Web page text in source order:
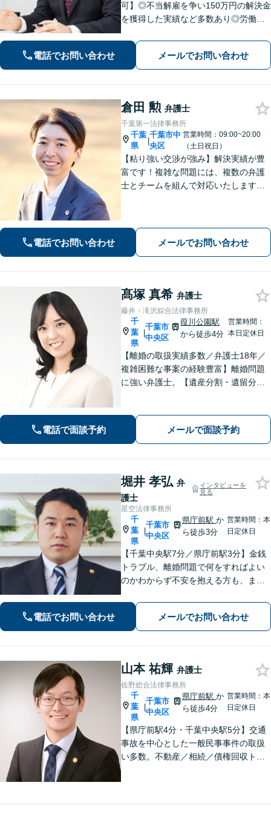
可】◎不当解雇を争い150万円の解決金
を獲得した実績など多数あり◎労働、
件1件、真摯に向き合うことを大切に、
丁寧なリーガルサービスを提供。ぜひ
ご相談ください。【県庁前駅4分】
電話でお問い合わせ メールでお問い合わせ
倉田 勲 弁護士
千葉第一法律事務所
千葉
県
|
千葉市中
央区
営業時間：09:00~20:00
（土日祝日）
【粘り強い交渉が強み】解決実績が豊
富です！複雑な問題には、複数の弁護
士とチームを組んで対応いたします。
電話でお問い合わせ メールでお問い合わせ
髙塚 真希 弁護士
藤井・滝沢綜合法律事務所
千
葉
県
|
千葉市
中央区
葭川公園駅
から徒歩4分
営業時間：
本日定休日
【離婚の取扱実績多数／弁護士18年／
複雑困難な事案の経験豊富】離婚問題
に強い弁護士。【遺産分割・遺留分・
寄り添って的確にアドバイスし、最善
の解決に導きます。【千葉駅徒歩13
電話で面談予約 メールで面談予約
堀井 孝弘 弁
護士
インタビューを
見る
星空法律事務所
千
葉
県
|
千葉市
中央区
県庁前駅か
ら徒歩3分
営業時間：本
日定休日
【千葉中央駅7分／県庁前駅3分】金銭
トラブル、離婚問題で何をすればよい
のかわからず不安を抱える方も、まず
故：軽微に見えるケガでも、裁判基準
で算定すれば賠償額が大幅に増額され
る可能性があります【土・夜間のご相
談可】
電話でお問い合わせ メールでお問い合わせ
山本 祐輝 弁護士
佐野総合法律事務所
千
葉
県
|
千葉市
中央区
県庁前駅か
ら徒歩4分
営業時間：本
日定休日
【県庁前駅4分・千葉中央駅5分】交通
事故を中心とした一般民事事件の取扱
い多数。不動産／相続／債権回収トラ